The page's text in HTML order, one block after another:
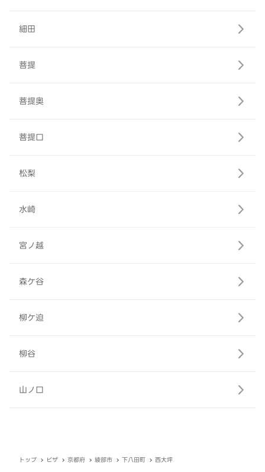
細田
菩提
菩提奥
菩提口
松梨
水崎
宮ノ越
森ケ谷
柳ケ迫
柳谷
山ノ口
トップ ピザ 京都府 綾部市 下八田町 西大坪